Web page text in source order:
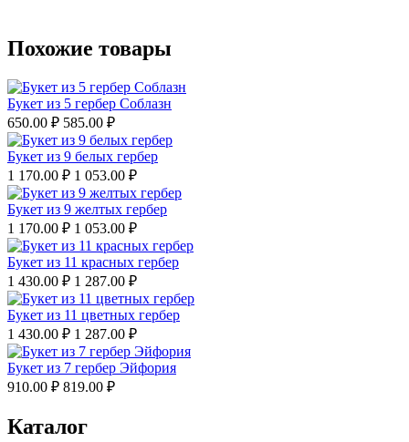
Похожие товары
Букет из 5 гербер Соблазн
650.00 ₽ 585.00 ₽
Букет из 9 белых гербер
1 170.00 ₽ 1 053.00 ₽
Букет из 9 желтых гербер
1 170.00 ₽ 1 053.00 ₽
Букет из 11 красных гербер
1 430.00 ₽ 1 287.00 ₽
Букет из 11 цветных гербер
1 430.00 ₽ 1 287.00 ₽
Букет из 7 гербер Эйфория
910.00 ₽ 819.00 ₽
Каталог